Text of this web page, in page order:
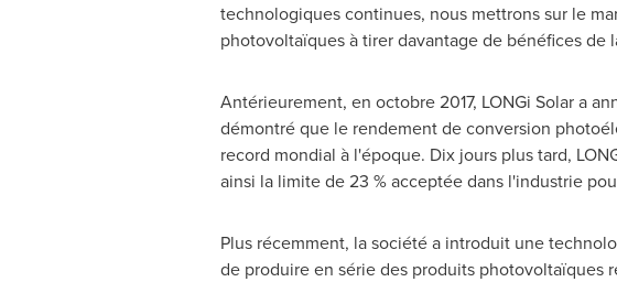
technologiques continues, nous mettrons sur le
photovoltaïques à tirer davantage de bénéfices
Antérieurement, en octobre 2017, LONGi Solar a
démontré que le rendement de conversion
record mondial à l'époque. Dix jours plus tard,
ainsi la limite de 23 % acceptée dans l'industrie
Plus récemment, la société a introduit une
de produire en série des produits photovoltaïques